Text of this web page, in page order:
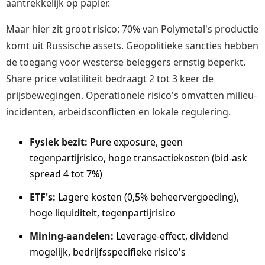
aantrekkelijk op papier.
Maar hier zit groot risico: 70% van Polymetal's productie
komt uit Russische assets. Geopolitieke sancties hebben
de toegang voor westerse beleggers ernstig beperkt.
Share price volatiliteit bedraagt 2 tot 3 keer de
prijsbewegingen. Operationele risico's omvatten milieu-
incidenten, arbeidsconflicten en lokale regulering.
Fysiek bezit: Pure exposure, geen
tegenpartijrisico, hoge transactiekosten (bid-ask
spread 4 tot 7%)
ETF's: Lagere kosten (0,5% beheervergoeding),
hoge liquiditeit, tegenpartijrisico
Mining-aandelen: Leverage-effect, dividend
mogelijk, bedrijfsspecifieke risico's